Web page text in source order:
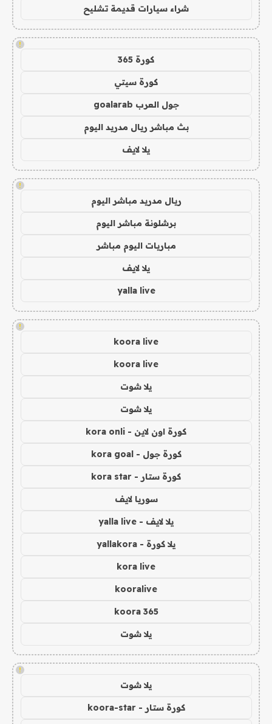
شراء سيارات قديمة تشليح
!
كورة 365
كورة سيتي
جول العرب goalarab
بث مباشر ريال مدريد اليوم
يلا لايف
!
ريال مدريد مباشر اليوم
برشلونة مباشر اليوم
مباريات اليوم مباشر
يلا لايف
yalla live
!
koora live
koora live
يلا شوت
يلا شوت
كورة اون لاين - kora onli
كورة جول - kora goal
كورة ستار - kora star
سوريا لايف
يلا لايف - yalla live
يلا كورة - yallakora
kora live
kooralive
koora 365
يلا شوت
!
يلا شوت
كورة ستار - koora-star